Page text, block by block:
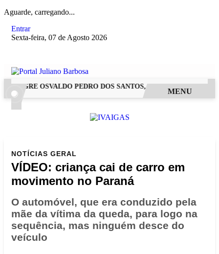
Aguarde, carregando...
Entrar
Sexta-feira, 07 de Agosto 2026
OSVALDO PEDRO DOS SANTOS, O “NEGUINHO DA
MENU
NOTÍCIAS GERAL
VÍDEO: criança cai de carro em
movimento no Paraná
O automóvel, que era conduzido pela
mãe da vítima da queda, para logo na
sequência, mas ninguém desce do
veículo